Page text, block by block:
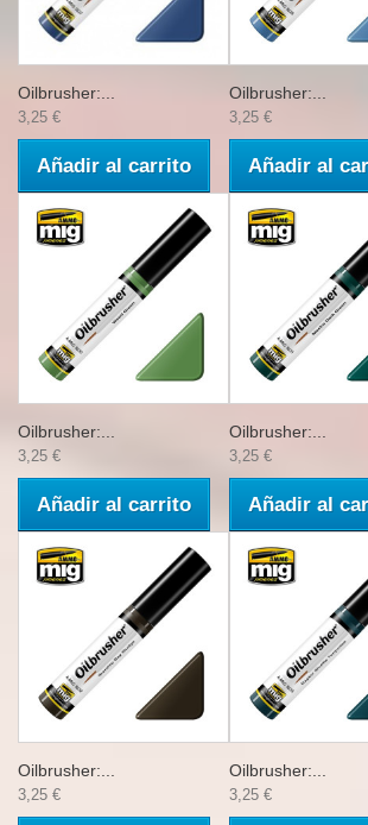
Oilbrusher:...
3,25 €
Añadir al carrito
Oilbrusher:...
3,25 €
Añadir al
Oilbrusher:...
3,25 €
Añadir al carrito
Oilbrusher:...
3,25 €
Añadir al
Oilbrusher:...
3,25 €
Oilbrusher:...
3,25 €